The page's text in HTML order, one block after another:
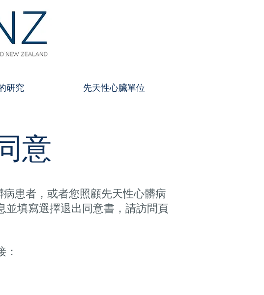
研究 先天性心臟單位
意
患者，或者您照顧先天性心髒病
並填寫選擇退出同意書，請訪問頁